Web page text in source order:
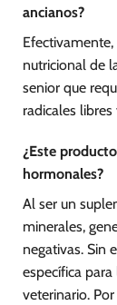
ancianos?
nutricional de
senior que
radicales
¿Este
hormonales?
Al ser un
minerales,
negativas. Sin
específica
veterinario.